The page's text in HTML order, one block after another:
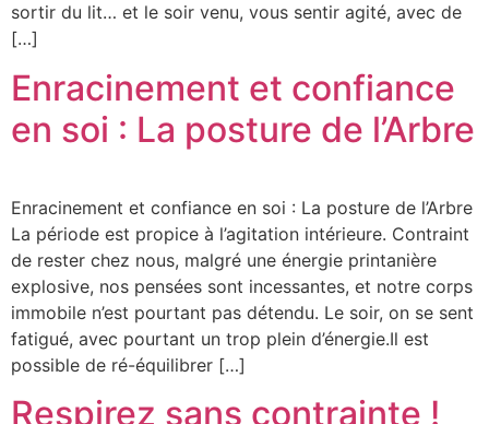
sortir du lit… et le soir venu, vous sentir agité, avec de
[…]
Enracinement et confiance
en soi : La posture de l’Arbre
Enracinement et confiance en soi : La posture de l’Arbre
La période est propice à l’agitation intérieure. Contraint
de rester chez nous, malgré une énergie printanière
explosive, nos pensées sont incessantes, et notre corps
immobile n’est pourtant pas détendu. Le soir, on se sent
fatigué, avec pourtant un trop plein d’énergie.Il est
possible de ré-équilibrer […]
Respirez sans contrainte !